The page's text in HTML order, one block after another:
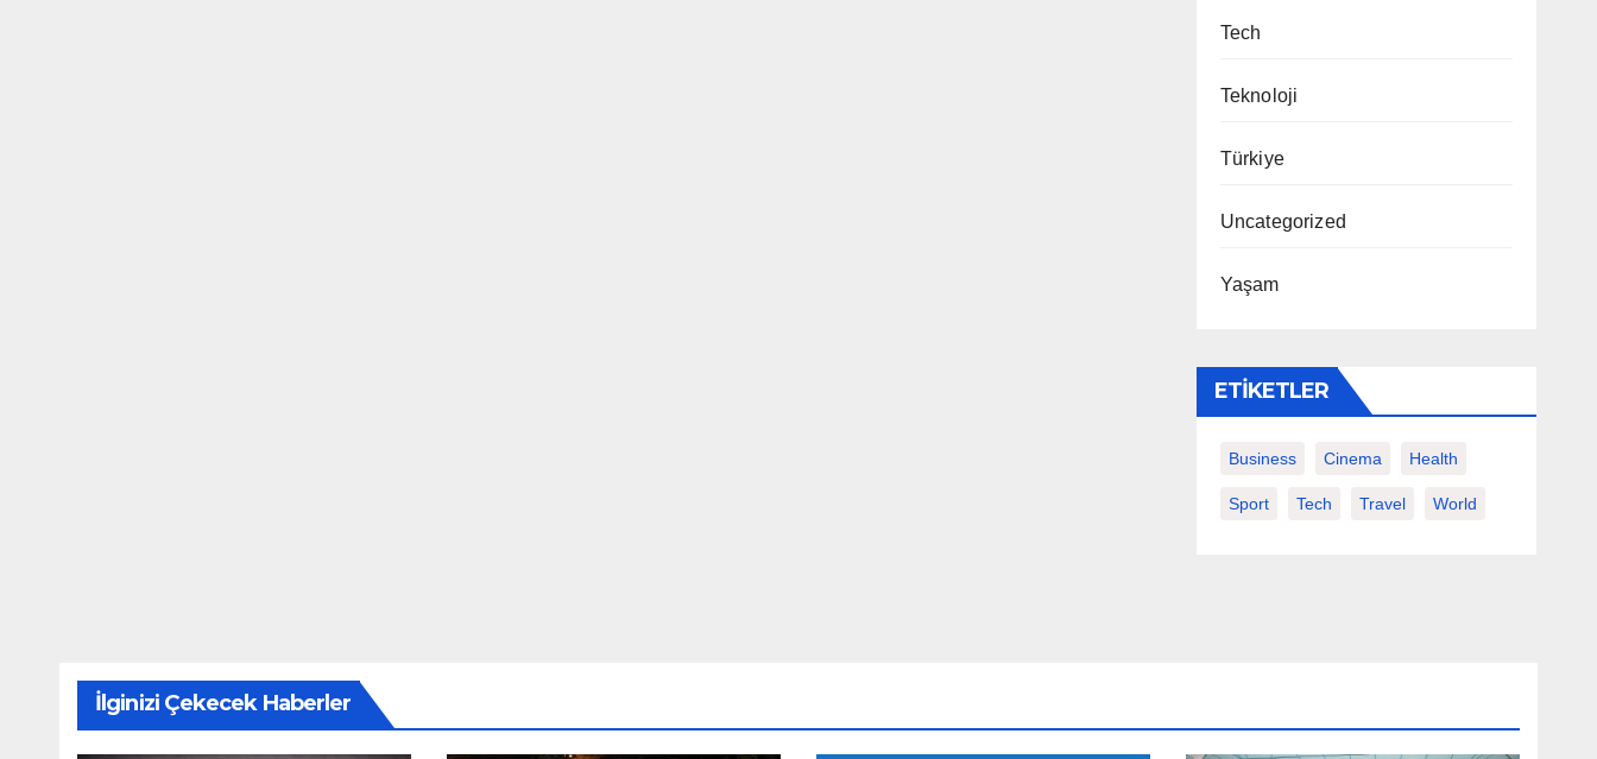
Tech
Teknoloji
Türkiye
Uncategorized
Yaşam
ETIKETLER
Business Cinema Health
Sport Tech Travel World
İlginizi Çekecek Haberler